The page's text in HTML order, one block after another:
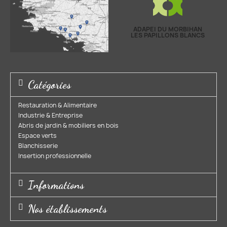
Nom
Téléphone
Code postal
ADAPEI DU MORBIHAN
LES PAPILLONS BLANCS
Catégories
Restauration & Alimentaire
Industrie & Entreprise​
Abris de jardin & mobiliers en bois​
Espace verts​
Blanchisserie​
Insertion professionnelle​
Informations
Nos établissements